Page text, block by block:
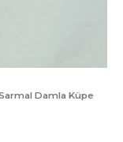
Damla Küpe